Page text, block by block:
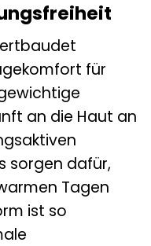
für
an die Haut an
sorgen dafür,
Tagen
ist so